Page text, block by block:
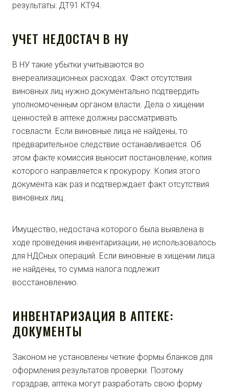
результаты: ДТ91 КТ94.
УЧЕТ НЕДОСТАЧ В НУ
В НУ такие убытки учитываются во
внереализационных расходах. Факт отсутствия
виновных лиц нужно документально подтвердить
уполномоченным органом власти. Дела о хищении
ценностей в аптеке должны рассматривать
госвласти. Если виновные лица не найдены, то
предварительное следствие останавливается. Об
этом факте комиссия выносит постановление, копия
которого направляется к прокурору. Копия этого
документа как раз и подтверждает факт отсутствия
виновных лиц.
Имущество, недостача которого была выявлена в
ходе проведения инвентаризации, не использовалось
для НДСных операций. Если виновные в хищении лица
не найдены, то сумма налога подлежит
восстановлению.
ИНВЕНТАРИЗАЦИЯ В АПТЕКЕ:
ДОКУМЕНТЫ
Законом не установлены четкие формы бланков для
оформления результатов проверки. Поэтому
горздрав, аптека могут разработать свою форму